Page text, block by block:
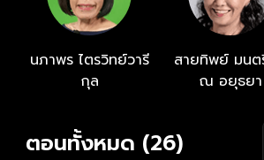
นภาพร ไตรวิทย์วารี
กุล
สายทิพย์ มนต
ณ อยุธยา
ตอนทั้งหมด (26)